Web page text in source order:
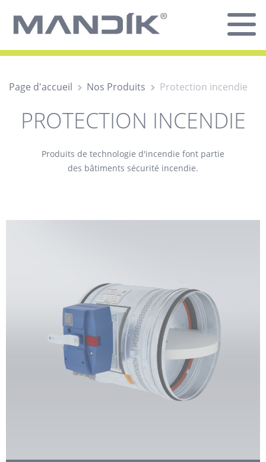
Page d'accueil Nos Produits Protection incendie
PROTECTION INCENDIE
Produits de technologie d'incendie font partie
des bâtiments sécurité incendie.